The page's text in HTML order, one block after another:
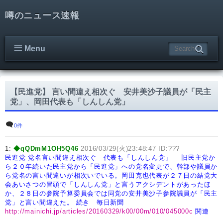
噂のニュース速報
Menu
【民進党】 言い間違え相次ぐ 安井美沙子議員が「民主
党」、岡田代表も「しんしん党」
0件
1:◆qQDmM1OH5Q46 2016/03/29(火)23:48:47 ID:???
民進党 党名言い間違え相次ぐ 代表も「しんしん党」
旧民主党か
ら２０年続いた民主党から「民進党」への党名変更で、幹部や議員か
ら党名の言い間違いが相次いでいる。岡田克也代表が２７日の結党大
会あいさつの冒頭で「しんしん党」と言うアクシデントがあったほ
か、２８日の参院予算委員会では同党の安井美沙子参院議員が「民主
党」と言い間違えた。
続き 毎日新聞
http://mainichi.jp/articles/20160329/k00/00m/010/045000c 関連